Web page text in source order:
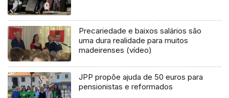
Precariedade e baixos salários são
uma dura realidade para muitos
madeirenses (vídeo)
JPP propõe ajuda de 50 euros para
pensionistas e reformados